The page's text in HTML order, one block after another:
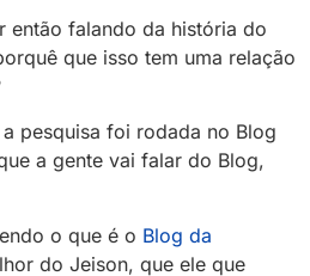
então falando da história do
que isso tem uma relação
pesquisa foi rodada no Blog
a gente vai falar do Blog,
o que é o Blog da
do Jeison, que ele que